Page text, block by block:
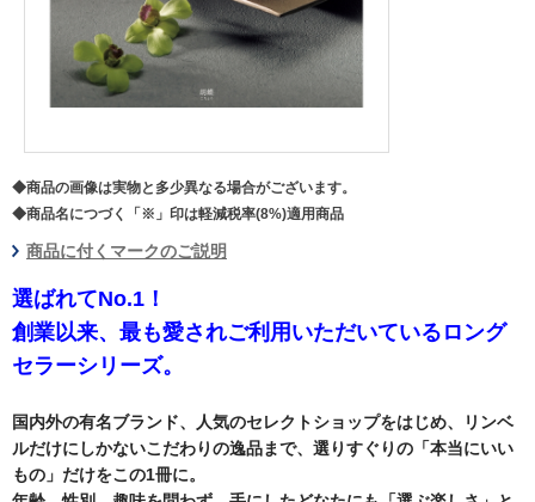
◆商品の画像は実物と多少異なる場合がございます。
◆商品名につづく「※」印は軽減税率(8%)適用商品
商品に付くマークのご説明
選ばれてNo.1！
創業以来、最も愛されご利用いただいているロング
セラーシリーズ。
国内外の有名ブランド、人気のセレクトショップをはじめ、リンベ
ルだけにしかないこだわりの逸品まで、選りすぐりの「本当にいい
もの」だけをこの1冊に。